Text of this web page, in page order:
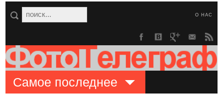
О НАС
Самое последнее